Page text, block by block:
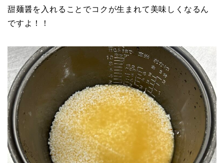
甜麺醤を入れることでコクが生まれて美味しくなるん
ですよ！！